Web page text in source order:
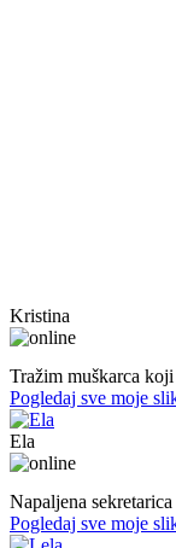
Kristina
Tražim muškarca
Pogledaj sve moje
Ela
Napaljena
Pogledaj sve moje